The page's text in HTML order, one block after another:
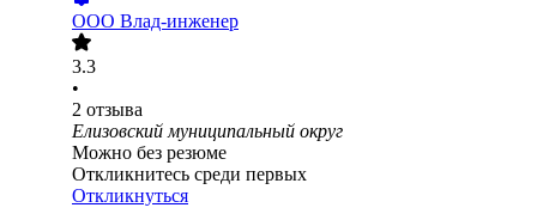
ООО Влад-инженер
3.3
•
2 отзыва
Елизовский муниципальный округ
Можно без резюме
Откликнитесь среди первых
Откликнуться